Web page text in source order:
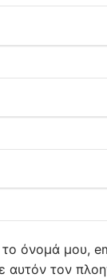
όνομά μου,
αυτόν τον